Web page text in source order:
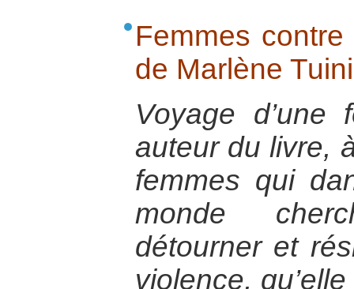
Femmes
de Marlène
Voyage d’une
auteur du livre,
femmes qui
monde
détourner et
violence,